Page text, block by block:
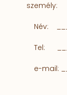
személy:
Név:
Tel:
e-mail: